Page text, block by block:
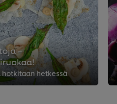
–
hetkessä